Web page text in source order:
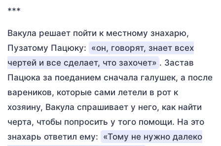
***
Вакула решает пойти к местному знахарю,
Пузатому Пацюку: «он, говорят, знает всех
чертей и все сделает, что захочет» . Застав
Пацюка за поеданием сначала галушек, а после
вареников, которые сами летели в рот к
хозяину, Вакула спрашивает у него, как найти
черта, чтобы попросить у того помощи. На это
знахарь ответил ему: «Тому не нужно далеко